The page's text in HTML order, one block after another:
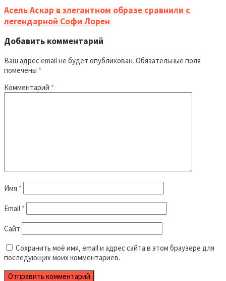
Асель Аскар в элегантном образе сравнили с
легендарной Софи Лорен
Добавить комментарий
Ваш адрес email не будет опубликован. Обязательные поля
помечены *
Комментарий *
Имя *
Email *
Сайт
Сохранить моё имя, email и адрес сайта в этом браузере для
последующих моих комментариев.